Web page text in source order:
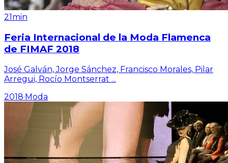
21min
Feria Internacional de la Moda Flamenca
de FIMAF 2018
José Galván, Jorge Sánchez, Francisco Morales, Pilar
Arregui, Rocío Montserrat ...
2018·Moda